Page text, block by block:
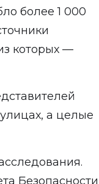
более 1 000
которых —
а целые
Безопасности